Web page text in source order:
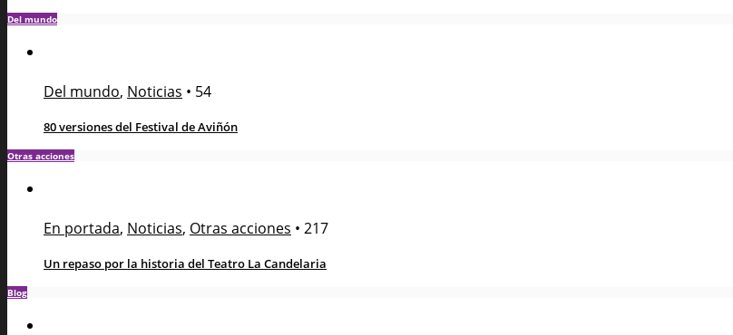
Del mundo
Del mundo, Noticias • 54
80 versiones del Festival de Aviñón
Otras acciones
En portada, Noticias, Otras acciones • 217
Un repaso por la historia del Teatro La Candelaria
Blog